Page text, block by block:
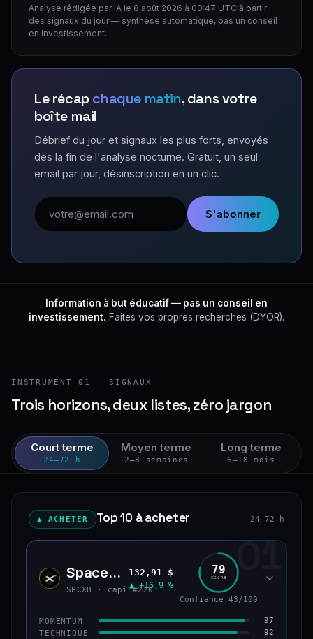
Analyse rédigée par IA le 8 août 2026 à 00:47 UTC à partir
des signaux du jour — synthèse automatique, pas un conseil
en investissement.
Le récapchaque matin, dans votre
boîte mail
Débrief du jour et signaux les plus forts, envoyés
dès la fin de l'analyse nocturne. Gratuit, un seul
email par jour, désinscription en un clic.
Adresse email
S'abonner
Information à but éducatif — pas un conseil en
investissement. Faites vos propres recherches (DYOR).
INSTRUMENT 01 — SIGNAUX
Trois horizons, deux listes, zéro jargon
Court terme
24–72 h
Moyen terme
2–8 semaines
Long terme
6–18 mois
▲ ACHETER Top 10 à acheter 24–72 h
01
SPCX SpaceX (bStocks Tokenized Stock)
SPCXB · capi #220
132,91 $
▲ +16,9 %
79
SCORE
Confiance 43/100
MOMENTUM 97
TECHNIQUE 92